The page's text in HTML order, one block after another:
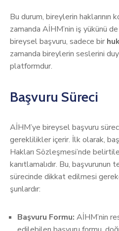
Bu durum, bireylerin haklarının
zamanda AİHM’nin iş yükünü
bireysel başvuru, sadece bir
zamanda bireylerin seslerini
platformdur.
Başvuru Süreci
AİHM’ye bireysel başvuru
gereklilikler içerir. İlk olarak,
Hakları Sözleşmesi’nde
kanıtlamalıdır. Bu,
sürecinde dikkat edilmesi
şunlardır:
Başvuru Formu: AİHM’nin